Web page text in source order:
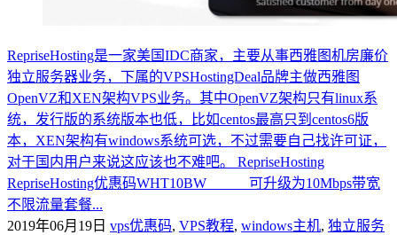
RepriseHosting是一家美国IDC商家，主要从事西雅图机房廉价
独立服务器业务，下属的VPSHostingDeal品牌主做西雅图
OpenVZ和XEN架构VPS业务。其中OpenVZ架构只有linux系
统，发行版的系统版本也低，比如centos最高只到centos6版
本，XEN架构有windows系统可选，不过需要自己找许可证，
对于国内用户来说这应该也不难吧。 RepriseHosting
RepriseHosting优惠码WHT10BW 可升级为10Mbps带宽
不限流量套餐...
2019年06月19日 vps优惠码, VPS教程, windows主机, 独立服务